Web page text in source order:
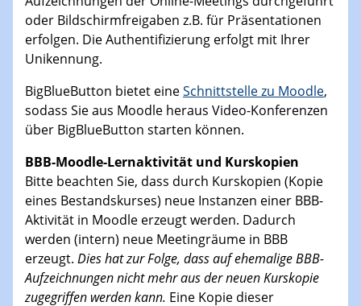
oder Bildschirmfreigaben z.B. für Präsentationen
erfolgen. Die Authentifizierung erfolgt mit Ihrer
Unikennung.
BigBlueButton bietet eineSchnittstelle zu Moodle,
sodass Sie aus Moodle heraus Video-Konferenzen
über BigBlueButton starten können.
BBB-Moodle-Lernaktivität und Kurskopien
Bitte beachten Sie, dass durch Kurskopien (Kopie
eines Bestandskurses) neue Instanzen einer BBB-
Aktivität in Moodle erzeugt werden. Dadurch
werden (intern) neue Meetingräume in BBB
erzeugt. Dies hat zur Folge, dass auf ehemalige BBB-
Aufzeichnungen nicht mehr aus der neuen Kurskopie
zugegriffen werden kann. Eine Kopie dieser